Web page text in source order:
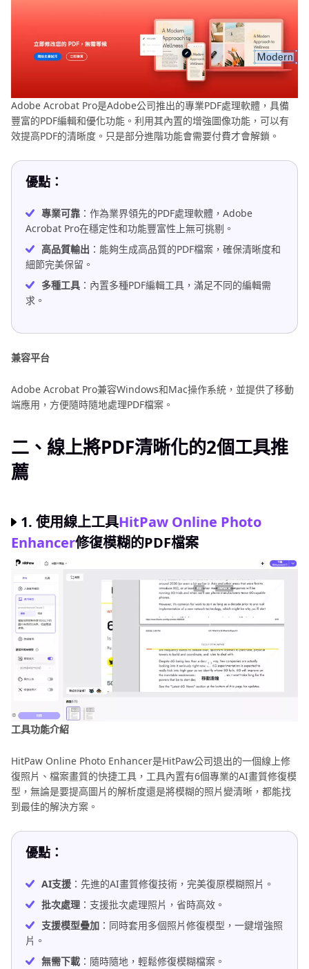
Adobe Acrobat Pro是Adobe公司推出的專業PDF處理軟體，具備
豐富的PDF編輯和優化功能。利用其內置的增強圖像功能，可以有
效提高PDF的清晰度。只是部分進階功能會需要付費才會解鎖。
優點：
專業可靠 ：作為業界領先的PDF處理軟體，Adobe
Acrobat Pro在穩定性和功能豐富性上無可挑剔。
高品質輸出 ：能夠生成高品質的PDF檔案，確保清晰度和
細節完美保留。
多種工具 ：內置多種PDF編輯工具，滿足不同的編輯需
求。
兼容平台
Adobe Acrobat Pro兼容Windows和Mac操作系統，並提供了移動
端應用，方便隨時隨地處理PDF檔案。
二、線上將PDF清晰化的2個工具推
薦
1. 使用線上工具HitPaw Online Photo
Enhancer修復模糊的PDF檔案
工具功能介紹
HitPaw Online Photo Enhancer是HitPaw公司退出的一個線上修
復照片、檔案畫質的快捷工具，工具內置有6個專業的AI畫質修復模
型，無論是要提高圖片的解析度還是將模糊的照片變清晰，都能找
到最佳的解決方案。
優點：
AI支援 ：先進的AI畫質修復技術，完美復原模糊照片。
批次處理 ：支援批次處理照片，省時高效。
支援模型疊加 ：同時套用多個照片修復模型，一鍵增強照
片。
無需下載 ：隨時隨地，輕鬆修復模糊檔案。